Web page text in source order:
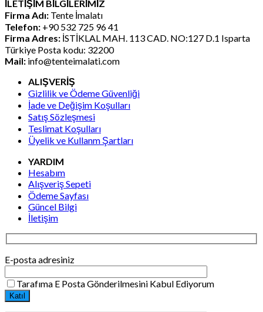
₺12.375,00.
İLETİŞİM BİLGİLERİMİZ
Firma Adı: Tente İmalatı
Telefon: +90 532 725 96 41
Firma Adres: İSTİKLAL MAH. 113 CAD. NO:127 D.1 Isparta
Türkiye Posta kodu: 32200
Mail: info@tenteimalati.com
ALIŞVERİŞ
Gizlilik ve Ödeme Güvenliği
İade ve Değişim Koşulları
Satış Sözleşmesi
Teslimat Koşulları
Üyelik ve Kullanm Şartları
YARDIM
Hesabım
Alışveriş Sepeti
Ödeme Sayfası
Güncel Bilgi
İletişim
E-posta adresiniz
Tarafıma E Posta Gönderilmesini Kabul Ediyorum